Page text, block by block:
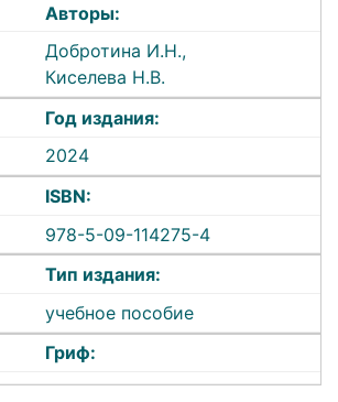
Авторы:
Добротина И.Н.,
Киселева Н.В.
Год издания:
2024
ISBN:
978-5-09-114275-4
Тип издания:
учебное пособие
Гриф: